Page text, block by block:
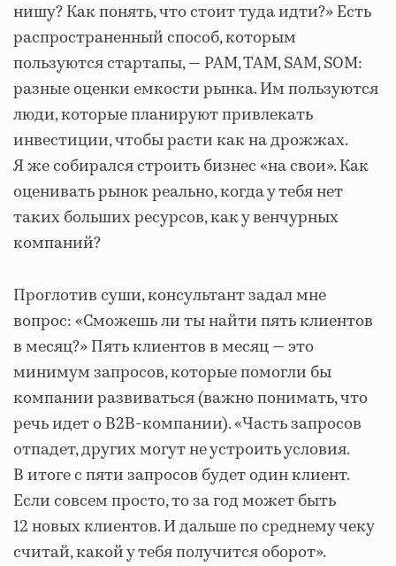
нишу? Как понять, что стоит туда идти?» Есть
распространенный способ, которым
пользуются стартапы, — PAM, TAM, SAM, SOM:
разные оценки емкости рынка. Им пользуются
люди, которые планируют привлекать
инвестиции, чтобы расти как на дрожжах.
Я же собирался строить бизнес «на свои». Как
оценивать рынок реально, когда у тебя нет
таких больших ресурсов, как у венчурных
компаний?
Проглотив суши, консультант задал мне
вопрос: «Сможешь ли ты найти пять клиентов
в месяц?» Пять клиентов в месяц — это
минимум запросов, которые помогли бы
компании развиваться (важно понимать, что
речь идет о B2B-компании). «Часть запросов
отпадет, других могут не устроить условия.
В итоге с пяти запросов будет один клиент.
Если совсем просто, то за год может быть
12 новых клиентов. И дальше по среднему чеку
считай, какой у тебя получится оборот».